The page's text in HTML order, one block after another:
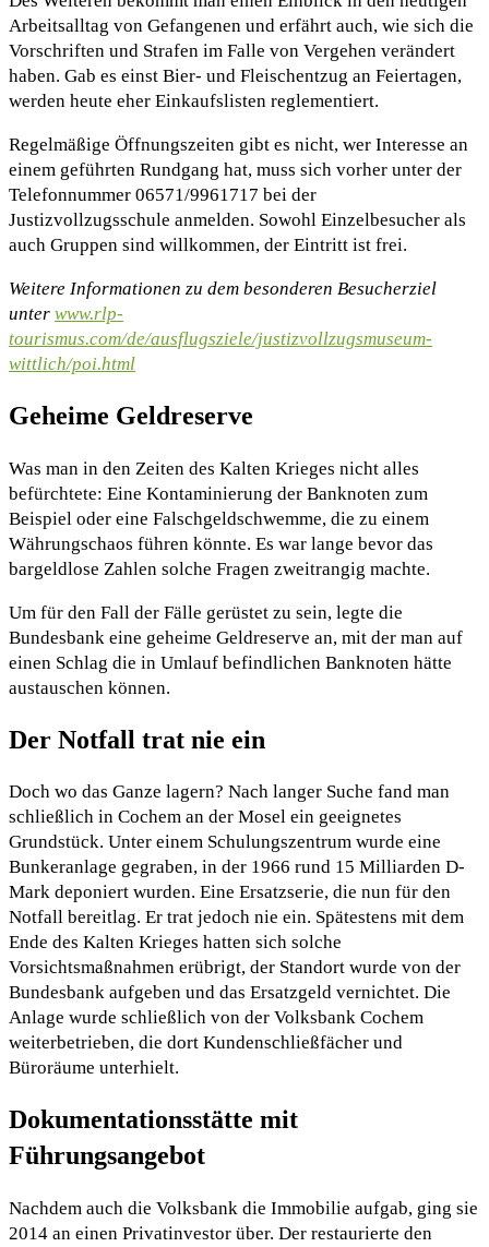
Arbeitsalltag von Gefangenen und erfährt auch, wie sich die
Vorschriften und Strafen im Falle von Vergehen verändert
haben. Gab es einst Bier- und Fleischentzug an Feiertagen,
werden heute eher Einkaufslisten reglementiert.
Regelmäßige Öffnungszeiten gibt es nicht, wer Interesse an
einem geführten Rundgang hat, muss sich vorher unter der
Telefonnummer 06571/9961717 bei der
Justizvollzugsschule anmelden. Sowohl Einzelbesucher als
auch Gruppen sind willkommen, der Eintritt ist frei.
Weitere Informationen zu dem besonderen Besucherziel
unter www.rlp-
tourismus.com/de/ausflugsziele/justizvollzugsmuseum-
wittlich/poi.html
Geheime Geldreserve
Was man in den Zeiten des Kalten Krieges nicht alles
befürchtete: Eine Kontaminierung der Banknoten zum
Beispiel oder eine Falschgeldschwemme, die zu einem
Währungschaos führen könnte. Es war lange bevor das
bargeldlose Zahlen solche Fragen zweitrangig machte.
Um für den Fall der Fälle gerüstet zu sein, legte die
Bundesbank eine geheime Geldreserve an, mit der man auf
einen Schlag die in Umlauf befindlichen Banknoten hätte
austauschen können.
Der Notfall trat nie ein
Doch wo das Ganze lagern? Nach langer Suche fand man
schließlich in Cochem an der Mosel ein geeignetes
Grundstück. Unter einem Schulungszentrum wurde eine
Bunkeranlage gegraben, in der 1966 rund 15 Milliarden D-
Mark deponiert wurden. Eine Ersatzserie, die nun für den
Notfall bereitlag. Er trat jedoch nie ein. Spätestens mit dem
Ende des Kalten Krieges hatten sich solche
Vorsichtsmaßnahmen erübrigt, der Standort wurde von der
Bundesbank aufgeben und das Ersatzgeld vernichtet. Die
Anlage wurde schließlich von der Volksbank Cochem
weiterbetrieben, die dort Kundenschließfächer und
Büroräume unterhielt.
Dokumentationsstätte mit
Führungsangebot
Nachdem auch die Volksbank die Immobilie aufgab, ging sie
2014 an einen Privatinvestor über. Der restaurierte den